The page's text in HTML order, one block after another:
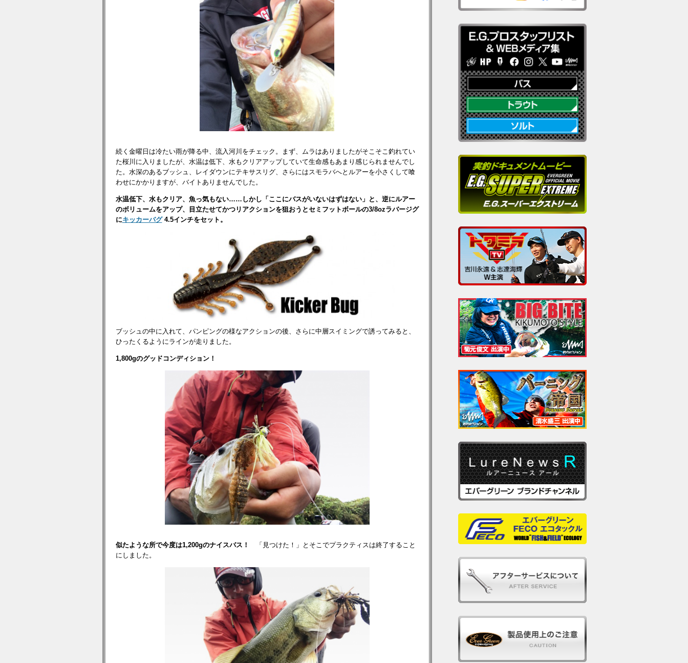
続く金曜日は冷たい雨が降る中、流入河川をチェック。まず、ムラはありましたがそこそこ釣れてい
た桜川に入りましたが、水温は低下、水もクリアアップしていて生命感もあまり感じられませんでし
た。水深のあるブッシュ、レイダウンにテキサスリグ、さらにはスモラバへとルアーを小さくして喰
わせにかかりますが、バイトありませんでした。
水温低下、水もクリア、魚っ気もない……しかし「ここにバスがいないはずはない」と、逆にルアー
のボリュームをアップ、目立たせてかつリアクションを狙おうとセミフットボールの3/8ozラバージグ
にキッカーバグ4.5インチをセット。
ブッシュの中に入れて、パンピングの様なアクションの後、さらに中層スイミングで誘ってみると、
ひったくるようにラインが走りました。
1,800gのグッドコンディション！
似たような所で今度は1,200gのナイスバス！
「見つけた！」とそこでプラクティスは終了すること
にしました。